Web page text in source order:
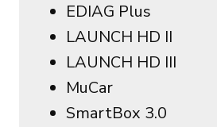
EDIAG Plus
LAUNCH HD II
LAUNCH HD III
MuCar
SmartBox 3.0